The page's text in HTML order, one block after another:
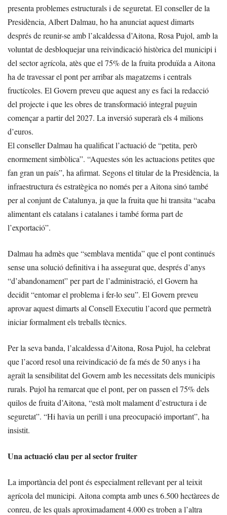
presenta problemes estructurals i de seguretat. El conseller de la
Presidència, Albert Dalmau, ho ha anunciat aquest dimarts
després de reunir-se amb l’alcaldessa d’Aitona, Rosa Pujol, amb la
voluntat de desbloquejar una reivindicació històrica del municipi i
del sector agrícola, atès que el 75% de la fruita produïda a Aitona
ha de travessar el pont per arribar als magatzems i centrals
fructícoles. El Govern preveu que aquest any es faci la redacció
del projecte i que les obres de transformació integral puguin
començar a partir del 2027. La inversió superarà els 4 milions
d’euros.
El conseller Dalmau ha qualificat l’actuació de “petita, però
enormement simbòlica”. “Aquestes són les actuacions petites que
fan gran un país”, ha afirmat. Segons el titular de la Presidència, la
infraestructura és estratègica no només per a Aitona sinó també
per al conjunt de Catalunya, ja que la fruita que hi transita “acaba
alimentant els catalans i catalanes i també forma part de
l’exportació”.
Dalmau ha admès que “semblava mentida” que el pont continués
sense una solució definitiva i ha assegurat que, després d’anys
“d’abandonament” per part de l’administració, el Govern ha
decidit “entomar el problema i fer-lo seu”. El Govern preveu
aprovar aquest dimarts al Consell Executiu l’acord que permetrà
iniciar formalment els treballs tècnics.
Per la seva banda, l’alcaldessa d’Aitona, Rosa Pujol, ha celebrat
que l’acord resol una reivindicació de fa més de 50 anys i ha
agraït la sensibilitat del Govern amb les necessitats dels municipis
rurals. Pujol ha remarcat que el pont, per on passen el 75% dels
quilos de fruita d’Aitona, “està molt malament d’estructura i de
seguretat”. “Hi havia un perill i una preocupació important”, ha
insistit.
Una actuació clau per al sector fruiter
La importància del pont és especialment rellevant per al teixit
agrícola del municipi. Aitona compta amb unes 6.500 hectàrees de
conreu, de les quals aproximadament 4.000 es troben a l’altra